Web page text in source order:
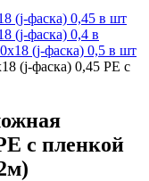
(j-фаска) 0,45 в шт
(j-фаска) 0,4 в
(j-фаска) 0,5 в шт
(j-фаска) 0,45 PE с
с пленкой